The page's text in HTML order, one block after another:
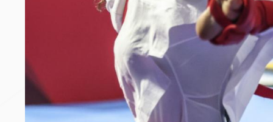
Archivio eventi
Dove siamo
Comitati Regionali
Società
La Federazione
Cerca Società Sportive
Media
Rassegna stampa
Pubblicazioni FIJLKAM